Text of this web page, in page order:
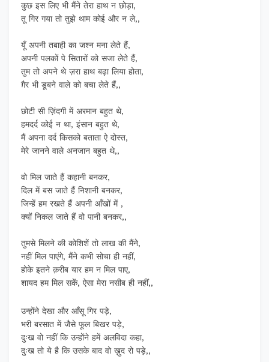
कुछ इस लिए भी मैंने तेरा हाथ न छोड़ा,
तू गिर गया तो तुझे थाम कोई और न ले,,
यूँ अपनी तबाही का जश्न मना लेते हैं,
अपनी पलकों पे सितारों को सजा लेते हैं,
तुम तो अपने थे ज़रा हाथ बढ़ा लिया होता,
ग़ैर भी डूबने वाले को बचा लेते हैं,,
छोटी सी ज़िंदगी में अरमान बहुत थे,
हमदर्द कोई न था, इंसान बहुत थे,
मैं अपना दर्द किसको बताता ऐ दोस्त,
मेरे जानने वाले अनजान बहुत थे,,
वो मिल जाते हैं कहानी बनकर,
दिल में बस जाते हैं निशानी बनकर,
जिन्हें हम रखते हैं अपनी आँखों में ,
क्यों निकल जाते हैं वो पानी बनकर,,
तुमसे मिलने की कोशिशें तो लाख की मैंने,
नहीं मिल पाएंगे, मैंने कभी सोचा ही नहीं,
होके इतने क़रीब यार हम न मिल पाए,
शायद हम मिल सकें, ऐसा मेरा नसीब ही नहीं,,
उन्होंने देखा और आँसू गिर पड़े,
भरी बरसात में जैसे फूल बिखर पड़े,
दुःख वो नहीं कि उन्होंने हमें अलविदा कहा,
दुःख तो ये है कि उसके बाद वो ख़ुद रो पड़े,,